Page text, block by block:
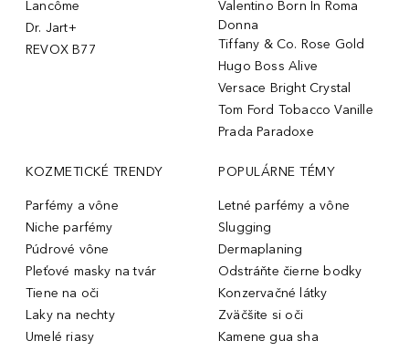
Lancôme
Dr. Jart+
REVOX B77
Valentino Born In Roma
Donna
Tiffany & Co. Rose Gold
Hugo Boss Alive
Versace Bright Crystal
Tom Ford Tobacco Vanille
Prada Paradoxe
KOZMETICKÉ TRENDY
Parfémy a vône
Niche parfémy
Púdrové vône
Pleťové masky na tvár
Tiene na oči
Laky na nechty
Umelé riasy
POPULÁRNE TÉMY
Letné parfémy a vône
Slugging
Dermaplaning
Odstráňte čierne bodky
Konzervačné látky
Zväčšite si oči
Kamene gua sha